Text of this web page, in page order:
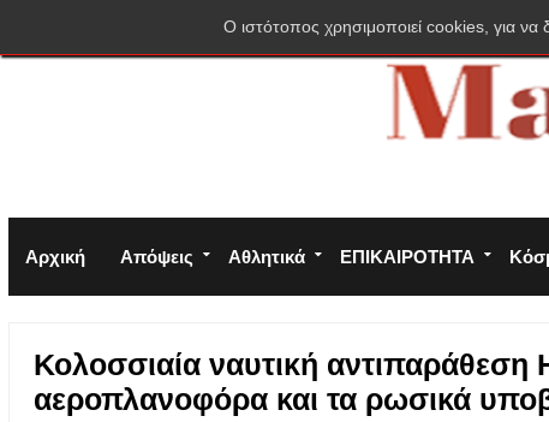
Πολιτική απορρήτου Φόρμα επικοινωνίας
Αρχική Απόψεις Αθλητικά ΕΠΙΚΑΙΡΟΤΗΤΑ
Κολοσσιαία ναυτική
αεροπλανοφόρα και τα ρωσικά
O ιστότοπος χρησιμοποιεί cookies, για να